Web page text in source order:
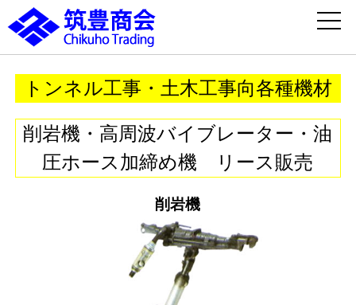
トンネル工事・土木工事向各種機材
削岩機・高周波バイブレーター・油
圧ホース加締め機 リース販売
削岩機